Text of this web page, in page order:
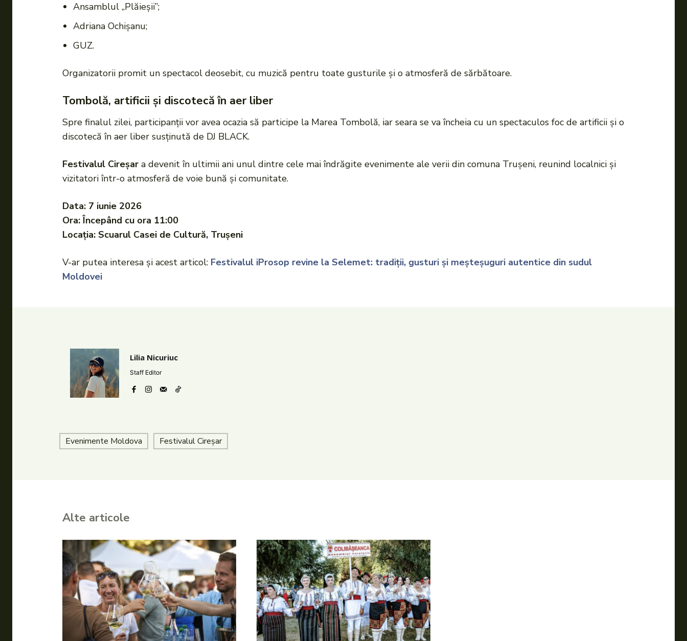
Ansamblul „Plăieșii”;
Adriana Ochișanu;
GUZ.
Organizatorii promit un spectacol deosebit, cu muzică pentru toate gusturile și o atmosferă de sărbătoare.
Tombolă, artificii și discotecă în aer liber
Spre finalul zilei, participanții vor avea ocazia să participe la Marea Tombolă, iar seara se va încheia cu un spectaculos foc de artificii și o
discotecă în aer liber susținută de DJ BLACK.
Festivalul Cireșar a devenit în ultimii ani unul dintre cele mai îndrăgite evenimente ale verii din comuna Trușeni, reunind localnici și
vizitatori într-o atmosferă de voie bună și comunitate.
Data: 7 iunie 2026
Ora: Începând cu ora 11:00
Locația: Scuarul Casei de Cultură, Trușeni
V-ar putea interesa și acest articol: Festivalul iProsop revine la Selemet: tradiții, gusturi și meșteșuguri autentice din sudul
Moldovei
Lilia Nicuriuc
Staff Editor
Evenimente Moldova Festivalul Cireșar
Alte articole